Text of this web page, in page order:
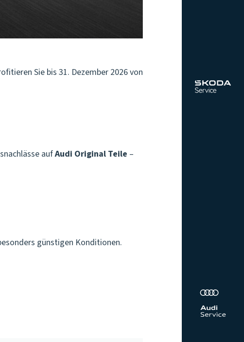
Sie bis 31. Dezember 2026 von
aufAudi Original Teile –
günstigen Konditionen.